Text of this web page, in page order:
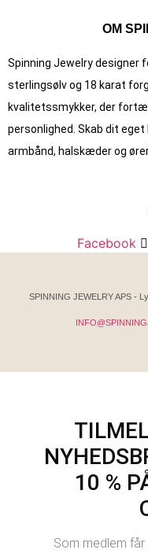
OM
Spinning Jewelry designer
sterlingsølv og 18 karat
kvalitets­smykker, der
personlighed. Skab dit
armbånd, halskæder og
Facebook
SPINNING JEWELRY APS -
10 %
Som medlem